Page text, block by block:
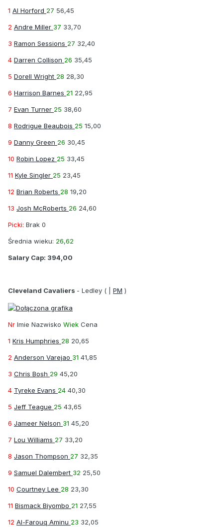
1 Al Horford 27 56,45
2 Andre Miller 37 33,70
3 Ramon Sessions 27 32,40
4 Darren Collison 26 35,45
5 Dorell Wright 28 28,30
6 Harrison Barnes 21 22,95
7 Evan Turner 25 38,60
8 Rodrigue Beaubois 25 15,00
9 Danny Green 26 30,45
10 Robin Lopez 25 33,45
11 Kyle Singler 25 23,45
12 Brian Roberts 28 19,20
13 Josh McRoberts 26 24,60
Picki: Brak 0
Średnia wieku: 26,62
Salary Cap: 394,00
Cleveland Cavaliers - Ledley ( | PM )
Nr Imie Nazwisko Wiek Cena
1 Kris Humphries 28 20,65
2 Anderson Varejao 31 41,85
3 Chris Bosh 29 45,20
4 Tyreke Evans 24 40,30
5 Jeff Teague 25 43,65
6 Jameer Nelson 31 45,20
7 Lou Williams 27 33,20
8 Jason Thompson 27 32,35
9 Samuel Dalembert 32 25,50
10 Courtney Lee 28 23,30
11 Bismack Biyombo 21 27,55
12 Al-Farouq Aminu 23 32,05